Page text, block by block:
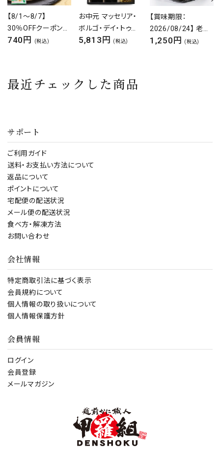
お中元 マッセリア・
ボルゴ・デイ・トゥル
ッリ フルボディ 3本
記念日 贈り物 かわ
5,813円 (税込)
【賞味期限：
2026/08/24】 老舗
の昆布4種詰め合せ
1,250円 (税込)
一番搾りだけで醸造
される最高のカヴァ
ロジャーグラート カ
2,310円 (税込)
最近チェックした商品
サポート
ご利用ガイド
送料・お支払い方法について
返品について
ポイントについて
宅配便の配送状況
メール便の配送状況
食べ方・解凍方法
お問い合わせ
会社情報
特定商取引法に基づく表示
会員規約について
個人情報の取り扱いについて
個人情報保護方針
会員情報
ログイン
会員登録
メールマガジン